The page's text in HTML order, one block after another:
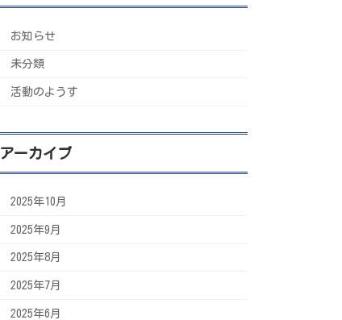
お知らせ
未分類
活動のようす
アーカイブ
2025年10月
2025年9月
2025年8月
2025年7月
2025年6月